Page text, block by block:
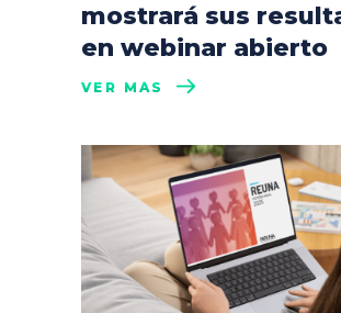
mostrará sus
en webinar abierto
VER MÁS